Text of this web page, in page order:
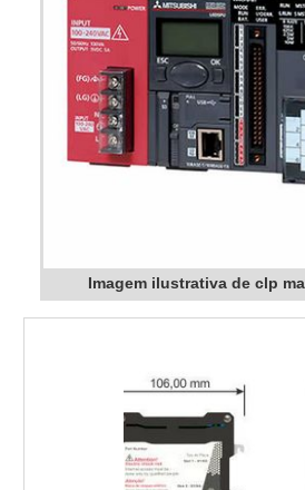
Imagem ilustrativa de clp